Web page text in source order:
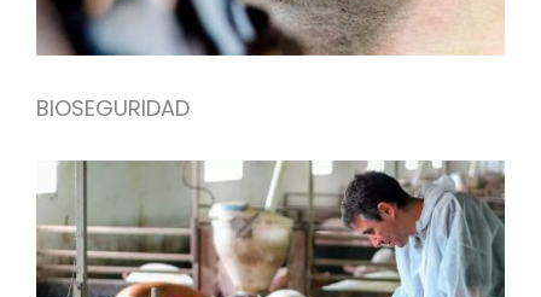
BIOSEGURIDAD